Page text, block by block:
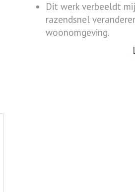
Dit werk verbeeldt
razendsnel
woonomgeving.